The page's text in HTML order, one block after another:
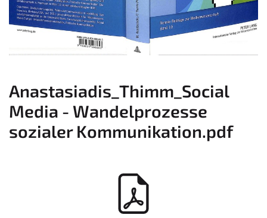
Anastasiadis_Thimm_Social
Media - Wandelprozesse
sozialer Kommunikation.pdf